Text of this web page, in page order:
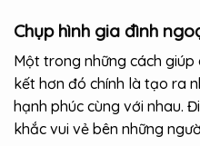
Chụp hình gia đình
Một trong những cách
kết hơn đó chính là tạo ra
hạnh phúc cùng với nhau.
khắc vui vẻ bên những